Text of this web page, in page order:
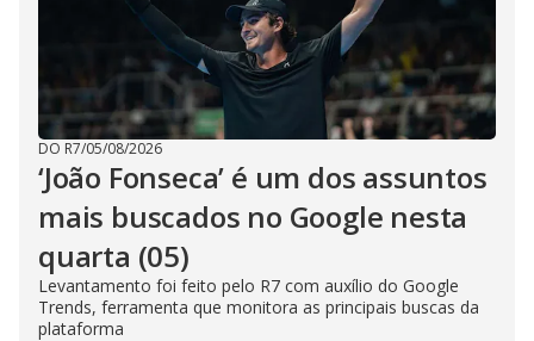
DO R7/05/08/2026
‘João Fonseca’ é um dos assuntos
mais buscados no Google nesta
quarta (05)
Levantamento foi feito pelo R7 com auxílio do Google
Trends, ferramenta que monitora as principais buscas da
plataforma